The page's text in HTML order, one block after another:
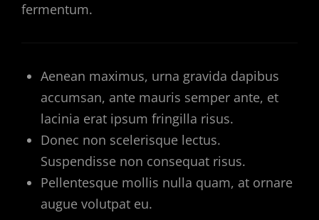
fermentum.
Aenean maximus, urna gravida dapibus
accumsan, ante mauris semper ante, et
lacinia erat ipsum fringilla risus.
Donec non scelerisque lectus.
Suspendisse non consequat risus.
Pellentesque mollis nulla quam, at ornare
augue volutpat eu.